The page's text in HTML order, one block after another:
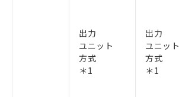
出力
ユニット
方式
＊1
出力
ユニット
方式
＊1